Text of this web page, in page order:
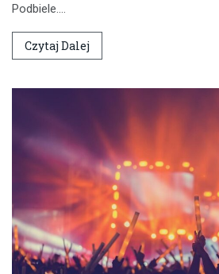
Podbiele.…
Czytaj Dalej